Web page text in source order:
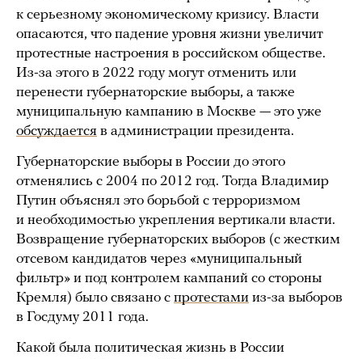
к серьезному экономическому кризису. Власти
опасаются, что падение уровня жизни увеличит
протестные настроения в российском обществе.
Из-за этого в 2022 году могут отменить или
перенести губернаторские выборы, а также
муниципальную кампанию в Москве — это уже
обсуждается в администрации президента.
Губернаторские выборы в России до этого
отменялись с 2004 по 2012 год. Тогда Владимир
Путин объяснял это борьбой с терроризмом
и необходимостью укрепления вертикали власти.
Возвращение губернаторских выборов (с жестким
отсевом кандидатов через «муниципальный
фильтр» и под контролем кампаний со стороны
Кремля) было связано с протестами из-за выборов
в Госдуму 2011 года.
Какой была политическая жизнь в России